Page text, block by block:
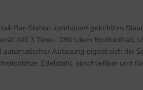
Bar-Station kombiniert gekühlten
Mit 3 Türen, 280 Litern Bruttoinhalt,
Abtauung eignet sich die
Edelstahl, abschließbar und